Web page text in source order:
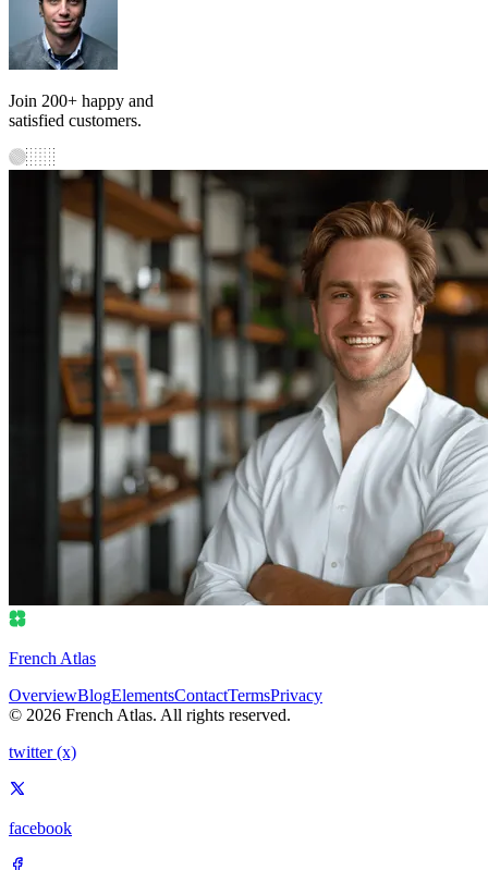
Join 200+ happy and
satisfied customers.
French Atlas
OverviewBlogElementsContactTermsPrivacy
© 2026 French Atlas. All rights reserved.
twitter (x)
facebook